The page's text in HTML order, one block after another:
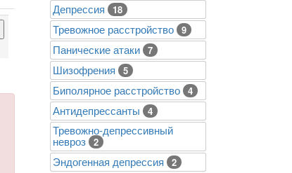
Депрессия 18
Тревожное расстройство 9
Панические атаки 7
Шизофрения 5
Биполярное расстройство 4
Антидепрессанты 4
Тревожно-депрессивный
невроз 2
Эндогенная депрессия 2